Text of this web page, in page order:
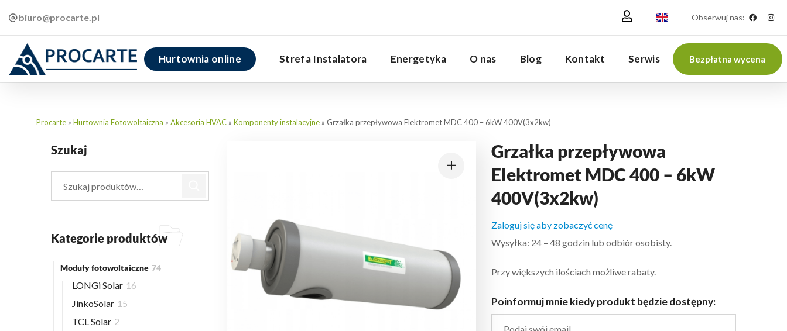
biuro@procarte.pl Obserwuj nas:
Hurtownia online Strefa Instalatora Energetyka O nas Blog Kontakt Serwis Bezpłatna wycena
Procarte » Hurtownia Fotowoltaiczna » Akcesoria HVAC » Komponenty instalacyjne » Grzałka przepływowa Elektromet MDC 400 – 6kW 400V(3x2kw)
Grzałka przepływowa
Elektromet MDC 400 – 6kW
400V(3x2kw)
Zaloguj się aby zobaczyć cenę
Wysyłka: 24 – 48 godzin lub odbiór osobisty.
Przy większych ilościach możliwe rabaty.
Poinformuj mnie kiedy produkt będzie dostępny:
Szukaj
Kategorie produktów
Moduły fotowoltaiczne 74
LONGi Solar 16
JinkoSolar 15
TCL Solar 2